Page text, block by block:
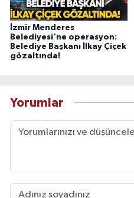
İzmir Menderes
Belediyesi'ne operasyon:
Belediye Başkanı İlkay Çiçek
gözaltında!
Yorumlar